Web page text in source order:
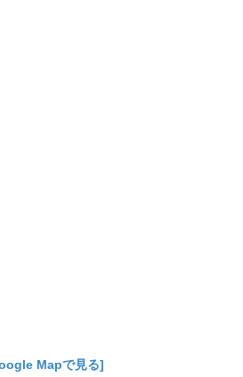
Mapで見る]